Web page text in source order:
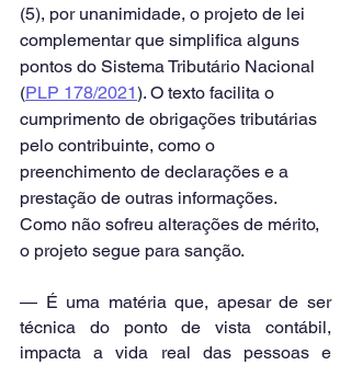
(5), por unanimidade, o projeto de lei
complementar que simplifica alguns
pontos do Sistema Tributário Nacional
(PLP 178/2021). O texto facilita o
cumprimento de obrigações tributárias
pelo contribuinte, como o
preenchimento de declarações e a
prestação de outras informações.
Como não sofreu alterações de mérito,
o projeto segue para sanção.
— É uma matéria que, apesar de ser
técnica do ponto de vista contábil,
impacta a vida real das pessoas e